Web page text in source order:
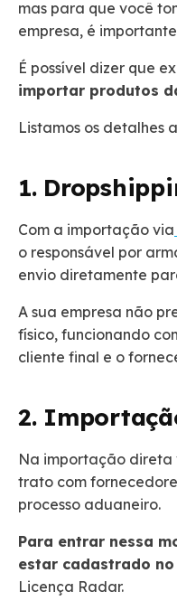
mas para que você
empresa, é
É possível dizer que
importar produtos
Listamos os detalhes
1.
Com a importação via
o responsável por
envio diretamente
A sua empresa não
físico, funcionando
cliente final e o
2.
Na importação direta
trato com
processo aduaneiro.
Para entrar nessa
estar cadastrado no
Licença Radar.